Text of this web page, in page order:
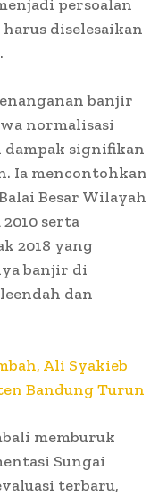
persoalan
diselesaikan
banjir
normalisasi
dampak signifikan
Ia mencontohkan
Besar Wilayah
serta
2018 yang
banjir di
dan
Ali Syakieb
Bandung Turun
memburuk
Sungai
terbaru,